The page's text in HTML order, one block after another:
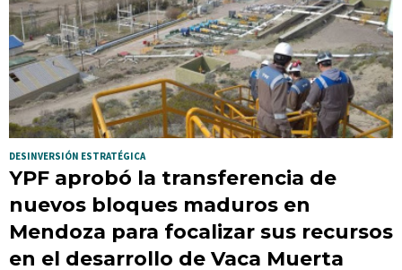
DESINVERSIÓN ESTRATÉGICA
YPF aprobó la transferencia de
nuevos bloques maduros en
Mendoza para focalizar sus recursos
en el desarrollo de Vaca Muerta